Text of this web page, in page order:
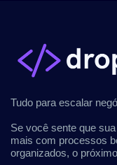
Tudo para escalar
Se você sente que
mais com processos
organizados, o